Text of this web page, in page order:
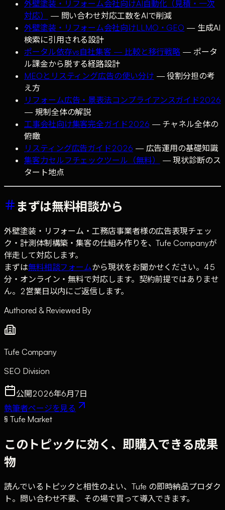
外壁塗装・リフォーム会社向けAI自動化（見積・一次
対応）
— 問い合わせ対応工数をAIで削減
外壁塗装・リフォーム会社向けLLMO・GEO — 生成AI
検索に引用される設計
ポータル依存vs自社集客 — 比較と移行戦略 — ポータ
ル課金から脱する経路設計
MEOとリスティング広告の使い分け — 役割分担の考
え方
リフォーム広告・景表法コンプライアンスガイド2026
— 規制全体の解説
工事会社向け集客完全ガイド2026 — チャネル全体の
俯瞰
リスティング広告ガイド2026 — 広告運用の基礎知識
集客力セルフチェックツール（無料）
— 現状診断のス
タート地点
まずは無料相談から
外壁塗装・リフォーム・工務店事業者様の広告表現チェッ
ク・計測体制構築・集客の仕組み作りを、Tufe Companyが
伴走して対応します。
まずは無料相談フォームから現状をお聞かせください。45
分・オンライン・無料で対応します。契約前提ではありませ
ん。2営業日以内にご返信します。
Authored & Reviewed By
Tufe Company
SEO Division
公開2026年6月7日
執筆者ページを見る
§ Tufe Market
このトピックに効く、即購入できる成果
物
読んでいるトピックと相性のよい、Tufe の即時納品プロダク
ト。問い合わせ不要、その場で買って導入できます。